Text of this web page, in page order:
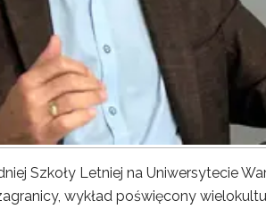
Szkoły Letniej na Uniwersytecie
wykład poświęcony